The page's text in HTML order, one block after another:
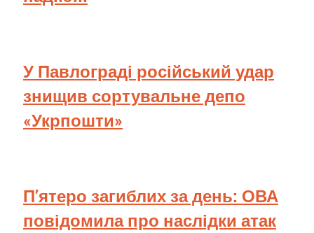
У Павлограді російський удар
знищив сортувальне депо
«Укрпошти»
П’ятеро загиблих за день: ОВА
повідомила про наслідки атак